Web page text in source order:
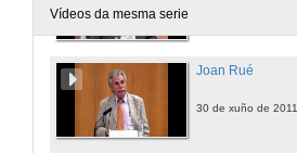
Vídeos da mesma serie
Joan Rué
30 de xuño de 2011